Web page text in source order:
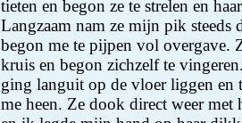
tieten en begon ze te strelen en
Langzaam nam ze mijn pik steeds
begon me te pijpen vol overgave.
kruis en begon zichzelf te
ging languit op de vloer liggen en
me heen. Ze dook direct weer